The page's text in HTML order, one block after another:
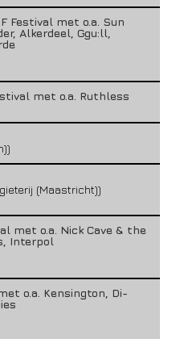
Festival met o.a. Sun
Alkerdeel, Ggu:ll,
met o.a. Ruthless
(Maastricht))
met o.a. Nick Cave & the
Interpol
o.a. Kensington, Di-